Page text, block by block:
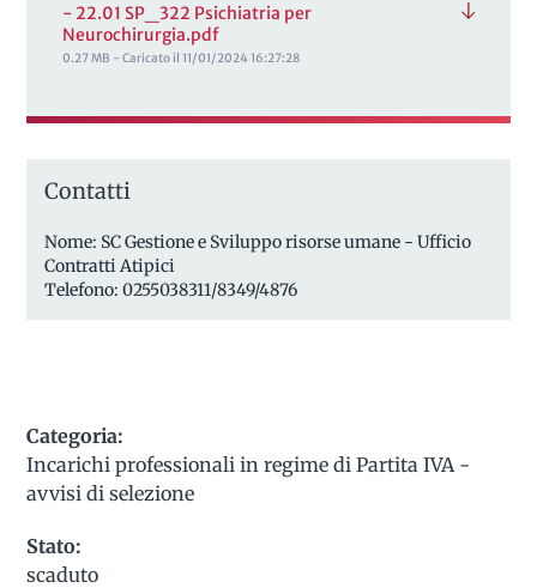
- 22.01 SP_322 Psichiatria per
Neurochirurgia.pdf
0.27 MB - Caricato il 11/01/2024 16:27:28
Contatti
Nome: SC Gestione e Sviluppo risorse umane - Ufficio
Contratti Atipici
Telefono: 0255038311/8349/4876
Categoria:
Incarichi professionali in regime di Partita IVA -
avvisi di selezione
Stato:
scaduto